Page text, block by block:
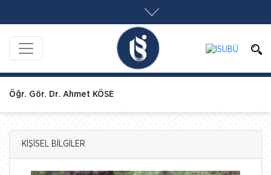
Öğr. Gör. Dr. Ahmet KÖSE
KİŞİSEL BİLGİLER